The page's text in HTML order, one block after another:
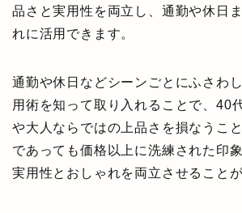
品さと実用性を両立し、通勤や休日
れに活用できます。
通勤や休日などシーンごとにふさわ
用術を知って取り入れることで、40
や大人ならではの上品さを損なうこ
であっても価格以上に洗練された印
実用性とおしゃれを両立させることが